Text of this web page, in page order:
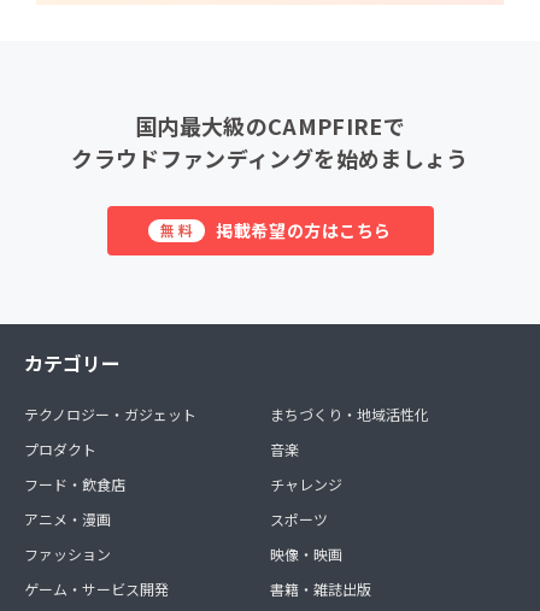
国内最大級のCAMPFIREで
クラウドファンディングを始めましょう
無料 掲載希望の方はこちら
カテゴリー
テクノロジー・ガジェット
プロダクト
フード・飲食店
アニメ・漫画
ファッション
ゲーム・サービス開発
まちづくり・地域活性化
音楽
チャレンジ
スポーツ
映像・映画
書籍・雑誌出版